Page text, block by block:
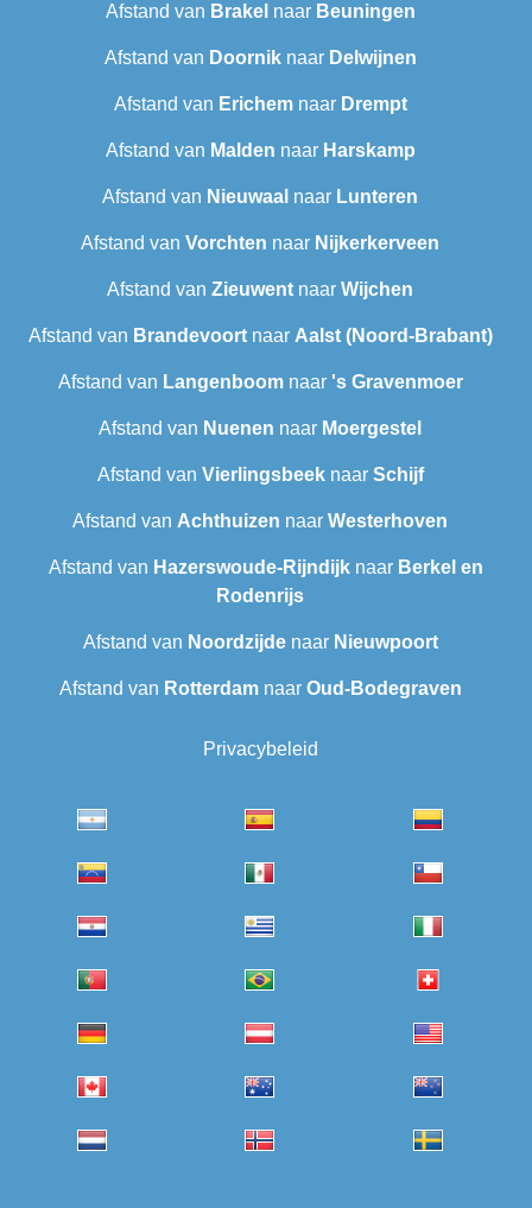
Afstand van Brakel naar Beuningen
Afstand van Doorniknaar Delwijnen
Afstand van Erichemnaar Drempt
Afstand van Malden naar Harskamp
Afstand van Nieuwaal naar Lunteren
Afstand van Vorchten naar Nijkerkerveen
Afstand van Zieuwent naar Wijchen
Afstand van Brandevoortnaar Aalst (Noord-Brabant)
Afstand van Langenboomnaar 's Gravenmoer
Afstand van Nuenen naar Moergestel
Afstand van Vierlingsbeeknaar Schijf
Afstand van Achthuizen naar Westerhoven
Afstand van Hazerswoude-Rijndijk naar Berkel en
Rodenrijs
Afstand van Noordzijdenaar Nieuwpoort
Afstand van Rotterdamnaar Oud-Bodegraven‎
Privacybeleid